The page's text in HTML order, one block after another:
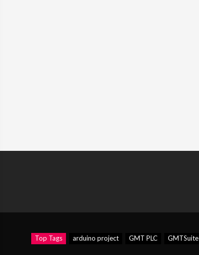
Top Tags arduino project GMT PLC GMTSuite